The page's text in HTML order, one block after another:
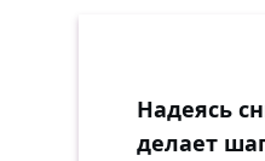
Надеясь
делает